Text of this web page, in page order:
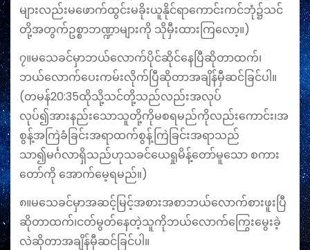
များလည်းမဖောက်ထွင်းမခိုးယူနိုင်ရာကောင်းကင်ဘုံ၌သင်
တို့အတွက်ဥစ္စာဘဏ္ဍာများကို သိုမှီးထားကြလော့။)
၇။မသေခင်မှာဘယ်လောက်ပိုင်ဆိုင်နေပြီဆိုတာထက်၊
ဘယ်လောက်ပေးကမ်းလိုက်ပြီဆိုတာအချိန်မှီဆင်ခြင်ပါ။
(တမန်20:35ထိုသို့သင်တို့သည်လည်းအလုပ်
လုပ်၍အားနည်းသောသူတို့ကိုမစရမည်ကိုလည်းကောင်း၊အ
စွန့်အကြဲခံခြင်းအရာထက်စွန့်ကြဲခြင်းအရာသည်
သာ၍မင်္ဂလာရှိသည်ဟုသခင်ယေရှုမိန့်တော်မူသော စကား
တော်ကို အောက်မေ့ရမည်။)
၈။မ‌သေခင်မှာအဆင့်မြင့်အစားအစာဘယ်လောက်စားဖူးပြီ
ဆိုတာထက်၊ငတ်မွတ်‌နေတဲ့သူကိုဘယ်လောက်‌ကြွေးမွေးခဲ့
လဲဆိုတာအချိန်မှီဆင်ခြင်ပါ။